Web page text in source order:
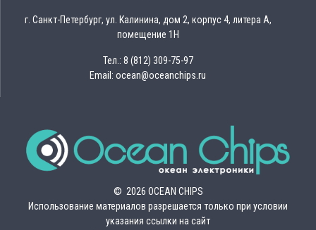
г. Санкт-Петербург, ул. Калинина, дом 2, корпус 4, литера А,
помещение 1Н
Тел.: 8 (812) 309-75-97
Email: ocean@oceanchips.ru
© 2026 OCEAN CHIPS
Использование материалов разрешается только при условии
указания ссылки на сайт